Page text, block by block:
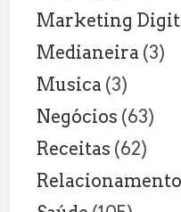
Marketing
Medianeira (3)
Musica (3)
Negócios (63)
Receitas (62)